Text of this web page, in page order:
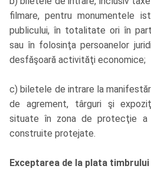
filmare, pentru monumentele
publicului, în totalitate ori în
sau în folosinţa persoanelor
desfăşoară activităţi economice;
c) biletele de intrare la
de agrement, târguri şi
situate în zona de protecţie a
construite protejate.
Exceptarea de la plata